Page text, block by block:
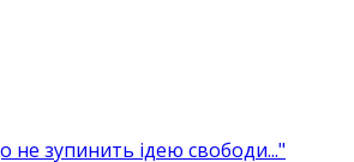
не зупинить ідею свободи..."